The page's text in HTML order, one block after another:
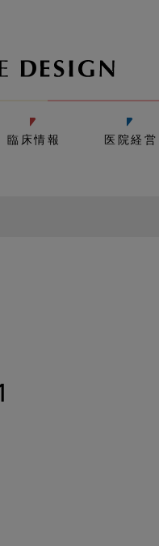
臨床情報 医院経営